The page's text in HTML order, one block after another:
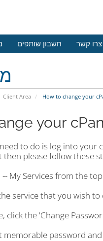
חשבון שותפים צרו קשר
Client Area How to change your
your
to do is log into
please follow these
-- My Services from the
service that you wish
click the 'Change
memorable password